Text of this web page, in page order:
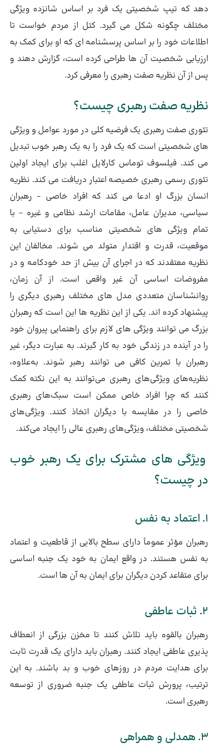
دهد که تیپ شخصیتی یک فرد بر اساس شانزده ویژگی
مختلف چگونه شکل می گیرد. کتل از مردم خواست تا
اطلاعات خود را بر اساس پرسشنامه ای که او برای کمک به
ارزیابی شخصیت آن ها طراحی کرده است، گزارش دهند و
پس از آن نظریه صفت رهبری را معرفی کرد.
نظریه صفت رهبری چیست؟
تئوری صفت رهبری یک فرضیه کلی در مورد عوامل و ویژگی
های شخصیتی است که یک فرد را به یک رهبر خوب تبدیل
می کند. فیلسوف توماس کارلایل اغلب برای ایجاد اولین
تئوری رسمی رهبری خصیصه اعتبار دریافت می کند. نظریه
انسان بزرگ او ادعا می کند که افراد خاصی – رهبران
سیاسی، مدیران عامل، مقامات ارشد نظامی و غیره – با
تمام ویژگی های شخصیتی مناسب برای دستیابی به
موقعیت، قدرت و اقتدار متولد می شوند. مخالفان این
نظریه معتقدند که در اجرای آن بیش از حد خودکامه و در
مفروضات اساسی آن غیر واقعی است. از آن زمان،
روانشناسان متعددی مدل های مختلف رهبری دیگری را
پیشنهاد کرده اند. یکی از این نظریه ها این است که رهبران
بزرگ می توانند ویژگی های لازم برای راهنمایی پیروان خود
را در آینده در زندگی خود به کار گیرند. به عبارت دیگر، غیر
رهبران با تمرین کافی می توانند رهبر شوند. به‌علاوه،
نظریه‌های ویژگی‌های رهبری می‌توانند به این نکته کمک
کنند که چرا افراد خاص ممکن است سبک‌های رهبری
خاصی را در مقایسه با دیگران اتخاذ کنند. ویژگی‌های
شخصیتی مختلف، ویژگی‌های رهبری عالی را ایجاد می‌کند.
ویژگی های مشترک برای یک رهبر خوب
در چیست؟
1. اعتماد به نفس
رهبران مؤثر عموماً دارای سطح بالایی از قاطعیت و اعتماد
به نفس هستند. در واقع ایمان به خود یک جنبه اساسی
برای متقاعد کردن دیگران برای ایمان به آن ها است.
2. ثبات عاطفی
رهبران بالقوه باید تلاش کنند تا مخزن بزرگی از انعطاف
پذیری عاطفی ایجاد کنند. رهبران باید دارای یک قدرت ثابت
برای هدایت مردم در روزهای خوب و بد باشند. به این
ترتیب، پرورش ثبات عاطفی یک جنبه ضروری از توسعه
رهبری است.
3. همدلی و همراهی